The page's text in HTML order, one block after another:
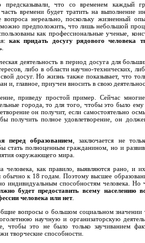
предсказывали, что со временем каждый
времени будет тратить на выполнение
вопроса нереально, поскольку жизненный
можно предположить, что лишь небольшой
как профессиональные ученые,
как придать досугу рядового человека
деятельность в период досуга для
либо в области научно-технических,
свой досуг. Но жизнь также показывает, что
и, главное, приучен вносить в свою
приведу простой пример. Сейчас
города, то для того, чтобы это было
он получит, если самостоятельно
получить полное удовлетворение, он
перед образованием , заключается не
стать полноценным гражданином, но и
окружающего мира.
человека, как правило, выявляются рано,
обычно к 18 годам. Поэтому высшее
индивидуальным способностям человека.
будет предоставить всему населению
человека или нет.
вопросы о большом социальном
научную и организаторскую
чтобы это не было только заучиванием
творческие способности.